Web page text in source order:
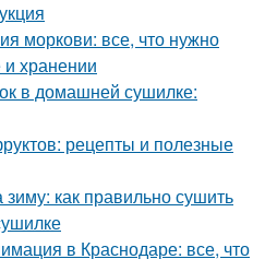
моркови: все, что нужно
хранении
в домашней сушилке:
рецепты и полезные
как правильно сушить
в Краснодаре: все, что